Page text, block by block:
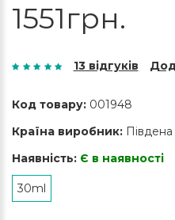
1551грн.
13 відгуків
Код товару: 001948
Країна виробник:
Наявність: Є в наявності
30ml